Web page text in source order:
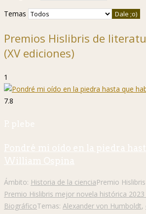
Temas
Premios Hislibris de
(XV ediciones)
1
7.8
P. plebe
Pondré mi oído en la piedra
William Ospina
Ámbito: Historia de la cienciaPremio
Premio Hislibris mejor novela histórica
BiográficoTemas: Alexander von Humboldt,